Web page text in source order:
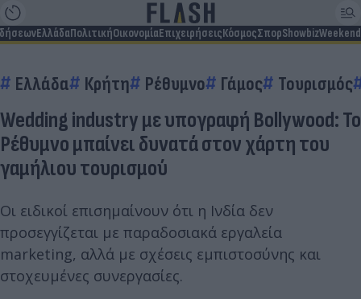
ΕλλάδαΠολιτικήΟικονομίαΕπιχειρήσειςΚόσμοςΣπορShowbizWeekend
Ελλάδα Κρήτη Ρέθυμνο Γάμος Τουρισμός
Wedding industry με υπογραφή Bollywood: Το
Ρέθυμνο μπαίνει δυνατά στον χάρτη του
γαμήλιου τουρισμού
Οι ειδικοί επισημαίνουν ότι η Ινδία δεν
προσεγγίζεται με παραδοσιακά εργαλεία
marketing, αλλά με σχέσεις εμπιστοσύνης και
στοχευμένες συνεργασίες.